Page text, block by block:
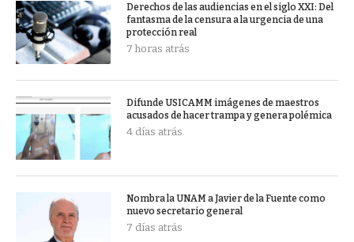
Derechos de las audiencias en el siglo XXI: Del
fantasma de la censura a la urgencia de una
protección real
7 horas atrás
Difunde USICAMM imágenes de maestros
acusados de hacer trampa y genera polémica
4 días atrás
Nombra la UNAM a Javier de la Fuente como
nuevo secretario general
7 días atrás